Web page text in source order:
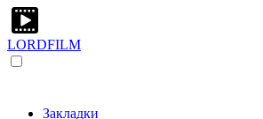
LORDFILM
Закладки